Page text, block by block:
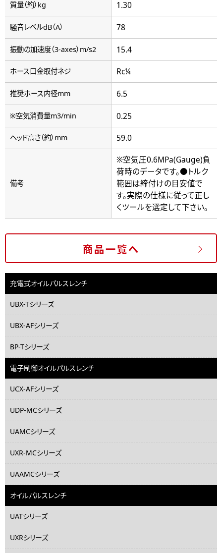
質量（約）kg 1.30
騒音レベルdB（A） 78
振動の加速度（3-axes）m/s2 15.4
ホース口金取付ネジ Rc¼
推奨ホース内径mm 6.5
※空気消費量m3/min 0.25
ヘッド高さ（約）mm 59.0
備考
※空気圧0.6MPa(Gauge)負
荷時のデータです。●トルク
範囲は締付けの目安値で
す。実際の仕様に従って正し
くツールを選定して下さい。
商品一覧へ
充電式オイルパルスレンチ
UBX-Tシリーズ
UBX-AFシリーズ
BP-Tシリーズ
電子制御オイルパルスレンチ
UCX-AFシリーズ
UDP-MCシリーズ
UAMCシリーズ
UXR-MCシリーズ
UAAMCシリーズ
オイルパルスレンチ
UATシリーズ
UXRシリーズ